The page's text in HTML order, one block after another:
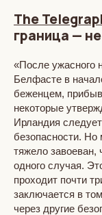
The
граница —
«После ужасного
Белфасте в
беженцем,
некоторые
Ирландия
безопасности.
тяжело завоеван,
одного случая.
проходит почти
заключается в
через другие